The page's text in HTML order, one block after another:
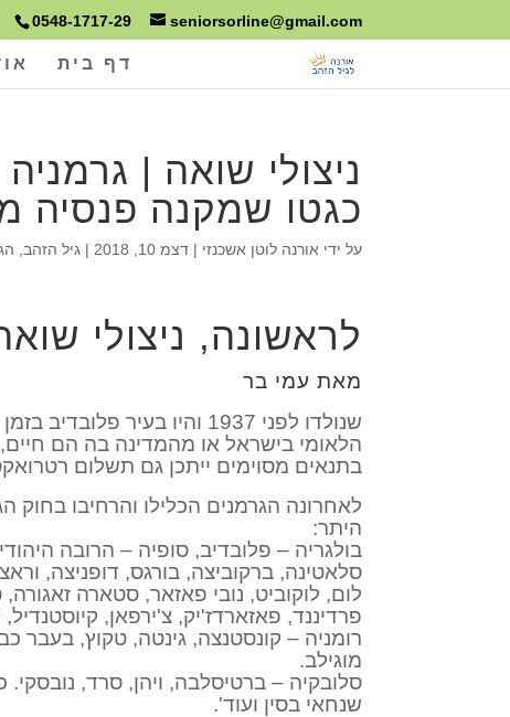
0548-1717-29 seniorsorline@gmail.com
דף בית
ניצולי שואה |
כגטו שמקנה פנסיה
על ידי אורנה לוטן אשכנזי |דצמ 10, 2018 |גיל הזהב
לראשונה, ניצולי
מאת עמי בר
שנולדו לפני 1937 והיו
הלאומי בישראל או מהמדינה בה הם
בתנאים מסוימים ייתכן גם תשלום
לאחרונה הגרמנים הכלילו והרחיבו בחוק
היתר:
בולגריה – פלובדיב, סופיה – הרובה
סלאטינה, ברקוביצה, בורגס, דופניצה,
לום, לוקוביט, נובי פאזאר, סטארה
פרדיננד, פאזארדז'יק, צ'ירפאן,
רומניה – קונסטנצה, גינטה, טקוץ, בעבר
מוגילב.
סלובקיה – ברטיסלבה, ויהן, סרד, נובסקי.
שנחאי בסין ועוד'.